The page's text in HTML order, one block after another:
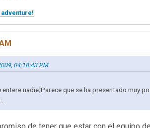
04:18:43 PM
nadie]Parece que se ha presentado muy
de tener que estar con el equipo